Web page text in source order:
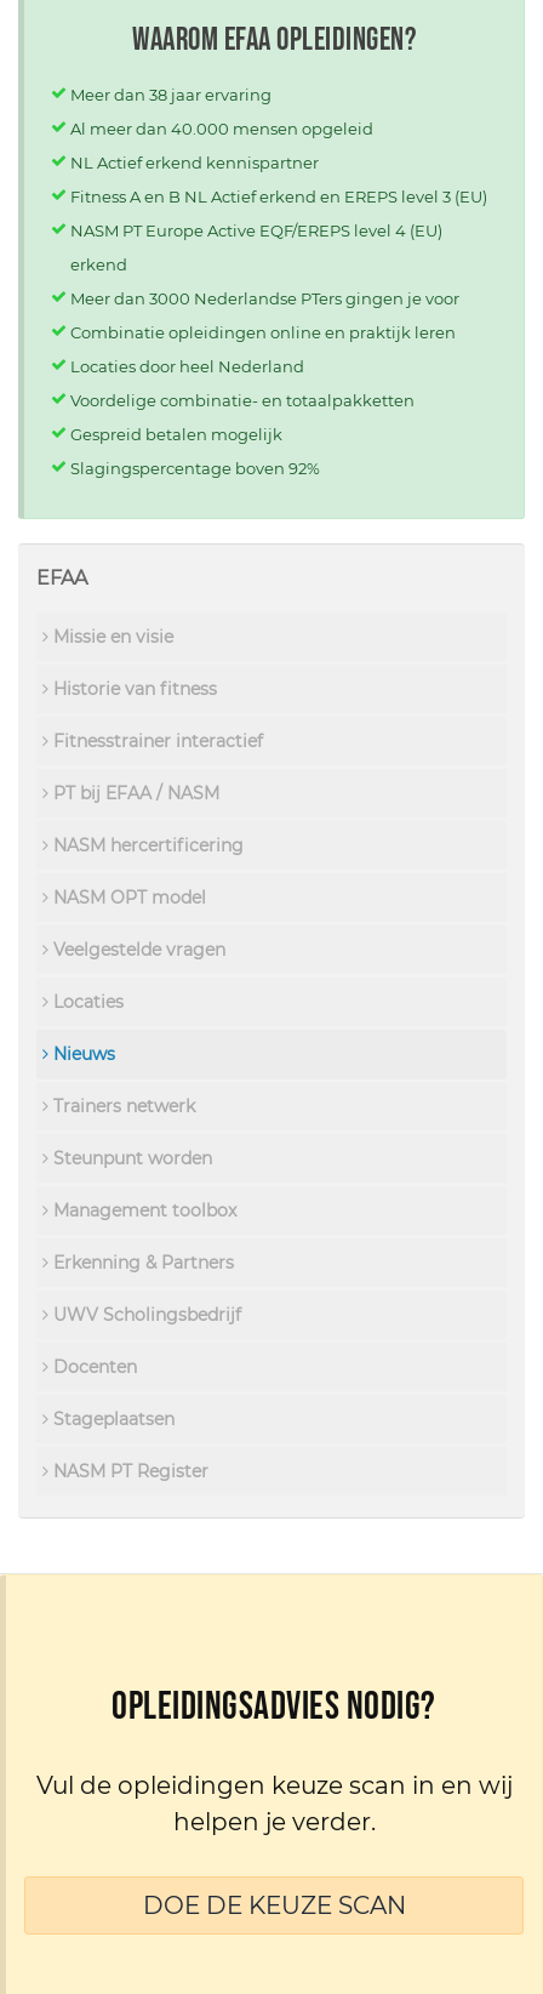
Waarom EFAA opleidingen?
Meer dan 38 jaar ervaring
Al meer dan 40.000 mensen opgeleid
NL Actief erkend kennispartner
Fitness A en B NL Actief erkend en EREPS level 3 (EU)
NASM PT Europe Active EQF/EREPS level 4 (EU)
erkend
Meer dan 3000 Nederlandse PTers gingen je voor
Combinatie opleidingen online en praktijk leren
Locaties door heel Nederland
Voordelige combinatie- en totaalpakketten
Gespreid betalen mogelijk
Slagingspercentage boven 92%
EFAA
Missie en visie
Historie van fitness
Fitnesstrainer interactief
PT bij EFAA / NASM
NASM hercertificering
NASM OPT model
Veelgestelde vragen
Locaties
Nieuws
Trainers netwerk
Steunpunt worden
Management toolbox
Erkenning & Partners
UWV Scholingsbedrijf
Docenten
Stageplaatsen
NASM PT Register
Opleidingsadvies nodig?
Vul de opleidingen keuze scan in en wij
helpen je verder.
DOE DE KEUZE SCAN